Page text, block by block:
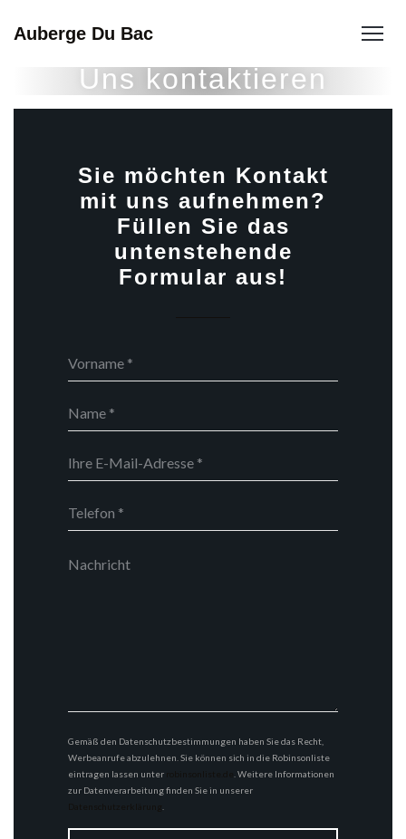
Auberge Du Bac
Uns kontaktieren
Sie möchten Kontakt
mit uns aufnehmen?
Füllen Sie das
untenstehende
Formular aus!
Gemäß den Datenschutzbestimmungen haben Sie das Recht,
Werbeanrufe abzulehnen. Sie können sich in die Robinsonliste
eintragen lassen unter
. Weitere Informationen
zur Datenverarbeitung finden Sie in unserer